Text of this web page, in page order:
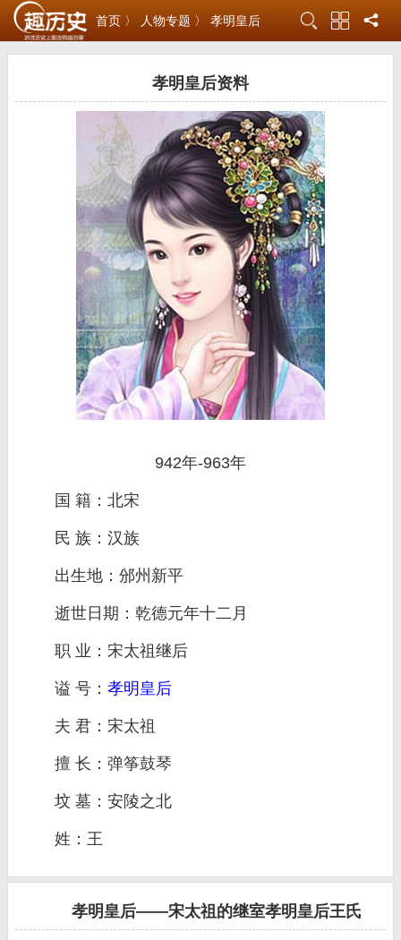
首页 〉 人物专题 〉 孝明皇后
孝明皇后资料
942年-963年
国 籍：北宋
民 族：汉族
出生地：邠州新平
逝世日期：乾德元年十二月
职 业：宋太祖继后
谥 号： 孝明皇后
夫 君：宋太祖
擅 长：弹筝鼓琴
坟 墓：安陵之北
姓：王
孝明皇后——宋太祖的继室孝明皇后王氏